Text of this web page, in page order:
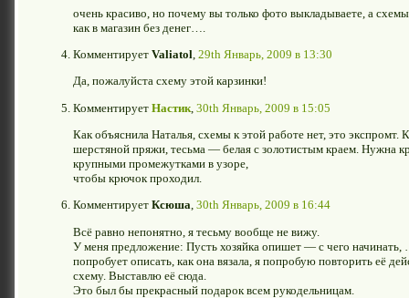
очень красиво, но почему вы только фото выкладываете, а
как в магазин без денег….
Комментирует Valiatol 29th Январь, 2009 в 13:30
Да, пожалуйста схему этой карзинки!
Комментирует Настик 30th Январь, 2009 в 15:05
Как объяснила Наталья, схемы к этой работе нет, это экспромт.
шерстяной пряжи, тесьма — белая с золотистым краем. Нужна
крупными промежутками в узоре,
чтобы крючок проходил.
Комментирует Ксюша, 30th Январь, 2009 в 16:44
Всё равно непонятно, я тесьму вообще не вижу.
У меня предложение: Пусть хозяйка опишет — с чего
попробует описать, как она вязала, я попробую повторить её
схему. Выставлю её сюда.
Это был бы прекрасный подарок всем рукодельницам.